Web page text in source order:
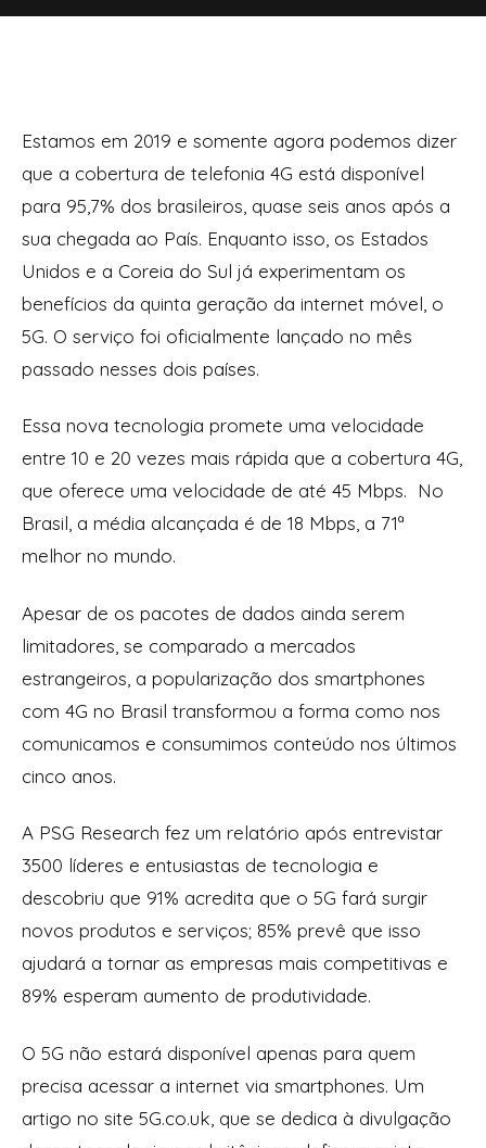
Estamos em 2019 e somente agora podemos dizer
que a cobertura de telefonia 4G está disponível
para 95,7% dos brasileiros, quase seis anos após a
sua chegada ao País. Enquanto isso, os Estados
Unidos e a Coreia do Sul já experimentam os
benefícios da quinta geração da internet móvel, o
5G. O serviço foi oficialmente lançado no mês
passado nesses dois países.
Essa nova tecnologia promete uma velocidade
entre 10 e 20 vezes mais rápida que a cobertura 4G,
que oferece uma velocidade de até 45 Mbps. No
Brasil, a média alcançada é de 18 Mbps, a 71ª
melhor no mundo.
Apesar de os pacotes de dados ainda serem
limitadores, se comparado a mercados
estrangeiros, a popularização dos smartphones
com 4G no Brasil transformou a forma como nos
comunicamos e consumimos conteúdo nos últimos
cinco anos.
A PSG Research fez um relatório após entrevistar
3500 líderes e entusiastas de tecnologia e
descobriu que 91% acredita que o 5G fará surgir
novos produtos e serviços; 85% prevê que isso
ajudará a tornar as empresas mais competitivas e
89% esperam aumento de produtividade.
O 5G não estará disponível apenas para quem
precisa acessar a internet via smartphones. Um
artigo no site 5G.co.uk, que se dedica à divulgação